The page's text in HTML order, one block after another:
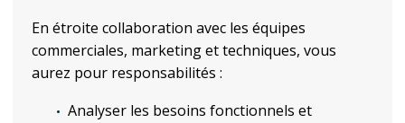
En étroite collaboration avec les équipes
commerciales, marketing et techniques, vous
aurez pour responsabilités :
Analyser les besoins fonctionnels et